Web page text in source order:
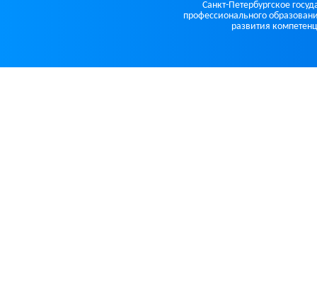
Санкт-Петербургское
профессионального
развития